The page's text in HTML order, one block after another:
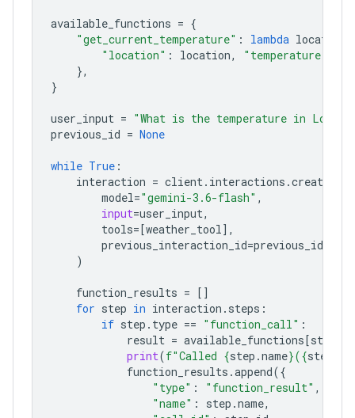
available_functions = {
"get_current_temperature" : lambda location
"location" : location, "temperature"
},
}
user_input = "What is the temperature in
previous_id = None
while True :
interaction = client. interactions .create
model="gemini-3.6-flash" ,
input=user_input,
tools=[weather_tool],
previous_interaction_id=previous_id
)
function_results = []
for step in interaction . steps :
if step . type == "function_call" :
result = available_functions[step
print(f"Called {step .name}({step
function_results .append({
"type" : "function_result" ,
"name" : step .name,